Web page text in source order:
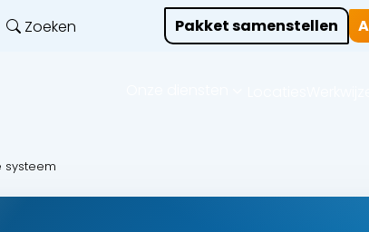
Zoeken Pakket samenstellen
systeem